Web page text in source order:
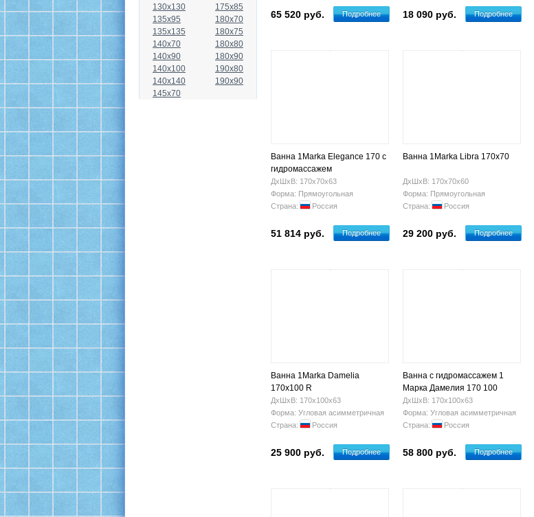
130x130
135x95
135x135
140x70
140x90
140x100
140x140
145x70
175x85
180x70
180x75
180x80
180x90
190x80
190x90
65 520 руб. Подробнее 18 090 руб. Подробнее
Ванна 1Marka Elegance 170 с
гидромассажем
ДхШхВ: 170х70х63
Форма: Прямоугольная
Страна:
Россия
51 814 руб. Подробнее
Ванна 1Marka Libra 170x70
ДхШхВ: 170х70х60
Форма: Прямоугольная
Страна:
Россия
29 200 руб. Подробнее
Ванна 1Marka Damelia
170х100 R
ДхШхВ: 170х100х63
Форма: Угловая асимметричная
Страна:
Россия
25 900 руб. Подробнее
Ванна с гидромассажем 1
Марка Дамелия 170 100
(правая)
ДхШхВ: 170х100х63
Форма: Угловая асимметричная
Страна:
Россия
58 800 руб. Подробнее